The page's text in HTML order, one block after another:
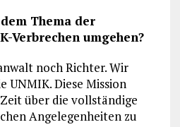
Thema der
Verbrechen umgehen?
noch Richter. Wir
UNMIK. Diese Mission
über die vollständige
Angelegenheiten zu